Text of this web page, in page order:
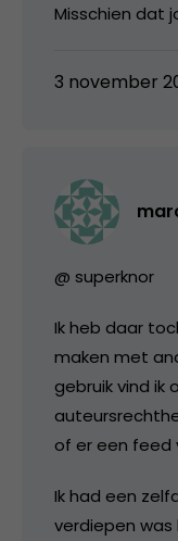
Misschien dat
3 november
@ superknor
Ik heb daar
maken met
gebruik vind ik
of er een feed
Ik had een
verdiepen